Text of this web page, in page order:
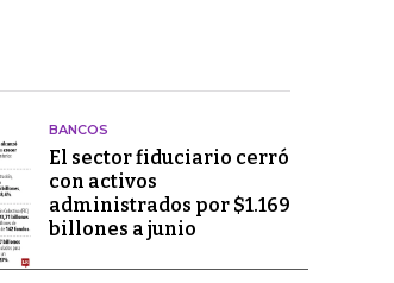
BANCOS
El sector fiduciario cerró
con activos
administrados por $1.169
billones a junio